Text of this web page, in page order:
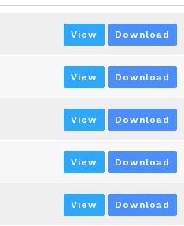
View Download
View Download
View Download
View Download
View Download